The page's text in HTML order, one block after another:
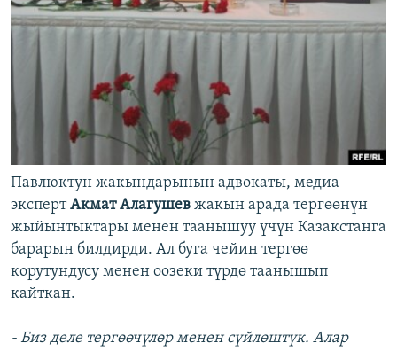
Павлюктун жакындарынын адвокаты, медиа
экспертАкмат Алагушев жакын арада тергөөнүн
жыйынтыктары менен таанышуу үчүн Казакстанга
барарын билдирди. Ал буга чейин тергөө
корутундусу менен оозеки түрдө таанышып
кайткан.
- Биз деле тергөөчүлөр менен сүйлөштүк. Алар